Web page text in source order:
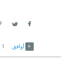
أوافق 1